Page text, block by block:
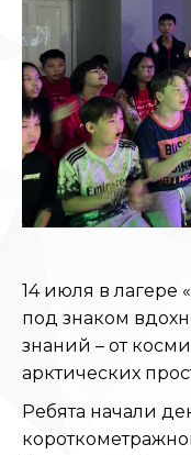
14 июля в лагере
под знаком
знаний – от
арктических
Ребята начали